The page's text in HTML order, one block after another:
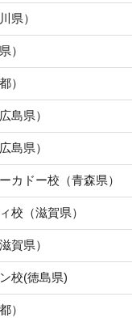
県）
）
）
島県）
島県）
カドー校（青森県）
校（滋賀県）
賀県）
校(徳島県)
）